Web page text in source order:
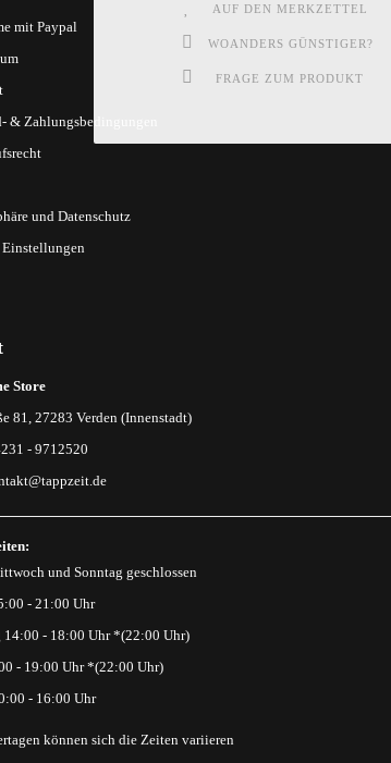
AUF DEN MERKZETTEL
WOANDERS GÜNSTIGER?
FRAGE ZUM PRODUKT
mit Paypal
& Zahlungsbedingungen
und Datenschutz
Store
81, 27283 Verden (Innenstadt)
- 9712520
und Sonntag geschlossen
- 21:00 Uhr
14:00 - 18:00 Uhr *(22:00 Uhr)
- 19:00 Uhr *(22:00 Uhr)
- 16:00 Uhr
können sich die Zeiten variieren